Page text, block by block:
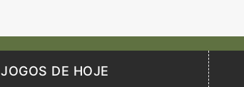
JOGOS DE HOJE